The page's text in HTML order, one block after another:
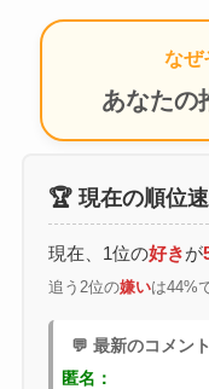
なぜ
あなたの
🏆 現在の順位
現在、1位の好きが
追う2位の嫌いは44%
💬 最新のコメント
匿名：